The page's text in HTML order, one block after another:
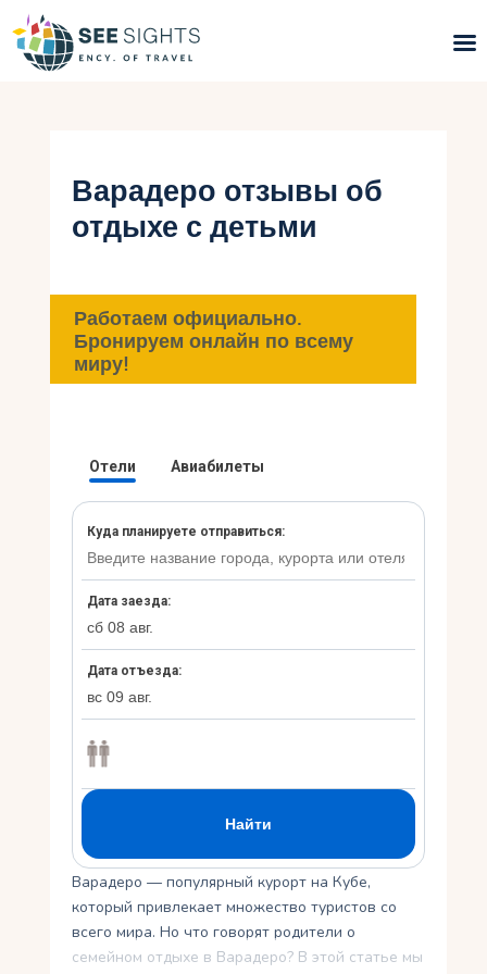
Горящие туры
Типы Туров
Инфо
Блог
Укр
Варадеро отзывы об
отдыхе с детьми
Работаем официально.
Бронируем онлайн по всему
миру!
Варадеро — популярный курорт на Кубе,
который привлекает множество туристов со
всего мира. Но что говорят родители о
семейном отдыхе в Варадеро? В этой статье мы